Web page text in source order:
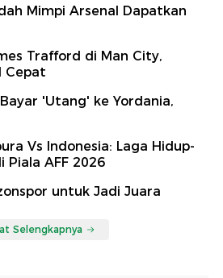
Mimpi Arsenal Dapatkan
Trafford di Man City,
Cepat
'Utang' ke Yordania,
Vs Indonesia: Laga Hidup-
Piala AFF 2026
untuk Jadi Juara
Selengkapnya